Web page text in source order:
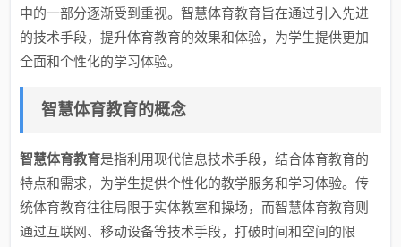
中的一部分逐渐受到重视。智慧体育教育旨在通过引入先进
的技术手段，提升体育教育的效果和体验，为学生提供更加
全面和个性化的学习体验。
智慧体育教育的概念
智慧体育教育是指利用现代信息技术手段，结合体育教育的
特点和需求，为学生提供个性化的教学服务和学习体验。传
统体育教育往往局限于实体教室和操场，而智慧体育教育则
通过互联网、移动设备等技术手段，打破时间和空间的限